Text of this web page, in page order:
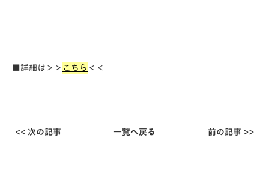
■詳細は＞＞ こちら ＜＜
<< 次の記事 一覧へ戻る 前の記事 >>